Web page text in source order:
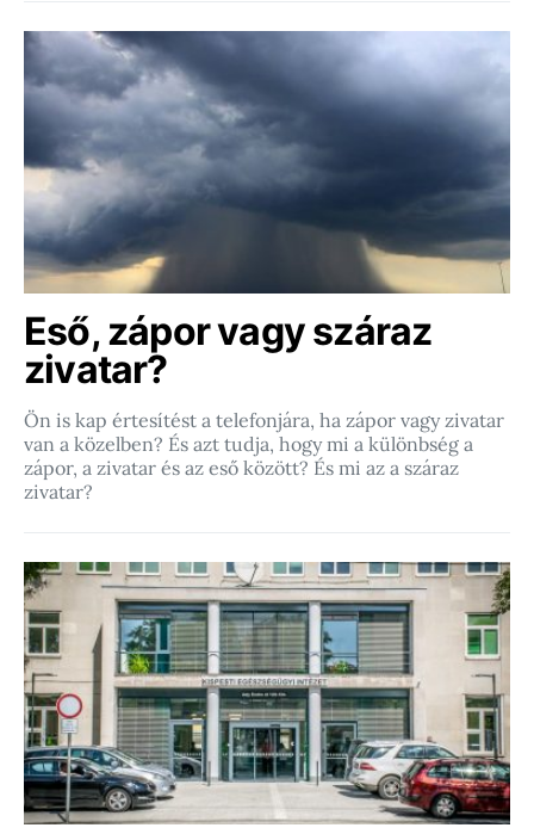
Eső, zápor vagy száraz
zivatar?
Ön is kap értesítést a telefonjára, ha zápor vagy zivatar
van a közelben? És azt tudja, hogy mi a különbség a
zápor, a zivatar és az eső között? És mi az a száraz
zivatar?